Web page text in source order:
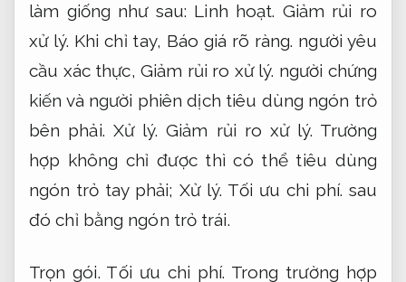
làm giống như sau: Linh hoạt. Giảm rủi ro
xử lý. Khi chỉ tay, Báo giá rõ ràng. người yêu
cầu xác thực, Giảm rủi ro xử lý. người chứng
kiến ​​và người phiên dịch tiêu dùng ngón trỏ
bên phải. Xử lý. Giảm rủi ro xử lý. Trường
hợp không chỉ được thì có thể tiêu dùng
ngón trỏ tay phải;Xử lý. Tối ưu chi phí. sau
đó chỉ bằng ngón trỏ trái.
Trọn gói. Tối ưu chi phí. Trong trường hợp